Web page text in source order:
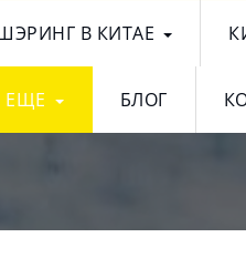
В КИТАЕ
ЕЩЕ БЛОГ